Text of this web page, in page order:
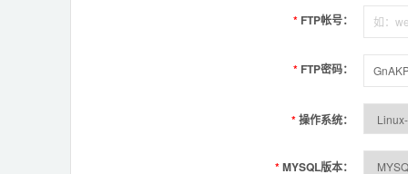
* FTP帐号：
* FTP密码：
*操作系统：
*MYSQL版本：